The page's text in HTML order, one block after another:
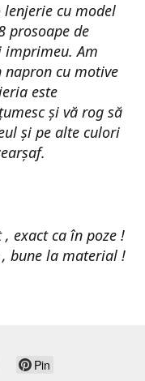
cu model
prosoape de
imprimeu. Am
cu motive
este
și vă rog să
și pe alte culori
, exact ca în poze !
, bune la material !
Pin